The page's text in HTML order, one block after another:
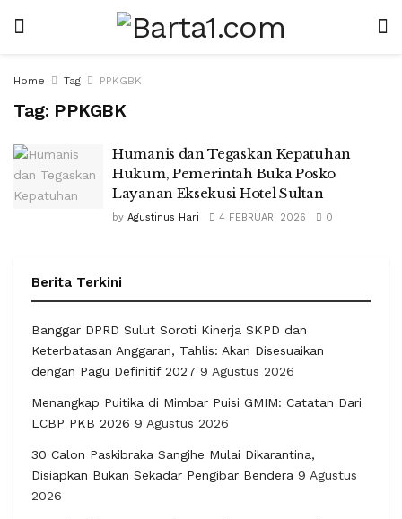
Home Tag PPKGBK
Tag: PPKGBK
Humanis dan Tegaskan Kepatuhan
Hukum, Pemerintah Buka Posko
Layanan Eksekusi Hotel Sultan
by Agustinus Hari 4 FEBRUARI 2026 0
Berita Terkini
Banggar DPRD Sulut Soroti Kinerja SKPD dan
Keterbatasan Anggaran, Tahlis: Akan Disesuaikan
dengan Pagu Definitif 2027 9 Agustus 2026
Menangkap Puitika di Mimbar Puisi GMIM: Catatan Dari
LCBP PKB 2026 9 Agustus 2026
30 Calon Paskibraka Sangihe Mulai Dikarantina,
Disiapkan Bukan Sekadar Pengibar Bendera 9 Agustus
2026